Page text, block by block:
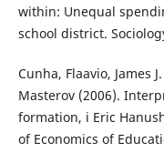
within: Unequal
school district.
Cunha, Flaavio, James
Masterov (2006).
formation, i Eric
of Economics of